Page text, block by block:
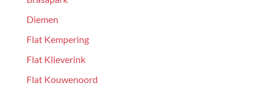
Diemen
Flat Kempering
Flat Klieverink
Flat Kouwenoord